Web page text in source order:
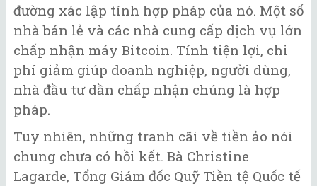
đường xác lập tính hợp pháp của nó. Một số
nhà bán lẻ và các nhà cung cấp dịch vụ lớn
chấp nhận máy Bitcoin. Tính tiện lợi, chi
phí giảm giúp doanh nghiệp, người dùng,
nhà đầu tư dần chấp nhận chúng là hợp
pháp.
Tuy nhiên, những tranh cãi về tiền ảo nói
chung chưa có hồi kết. Bà Christine
Lagarde, Tổng Giám đốc Quỹ Tiền tệ Quốc tế